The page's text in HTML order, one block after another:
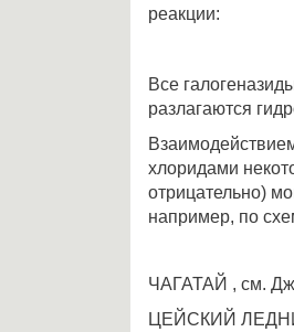
реакции:
Все
разлагаются
хлоридами
отрицательно)
например, по
ЧАГАТАЙ , см.
ЦЕЙСКИЙ